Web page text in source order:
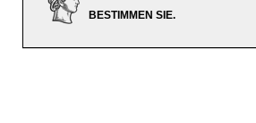
BESTIMMEN SIE.